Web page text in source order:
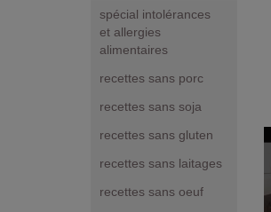
spécial intolérances
et allergies
alimentaires
recettes sans porc
recettes sans soja
recettes sans gluten
recettes sans laitages
recettes sans oeuf